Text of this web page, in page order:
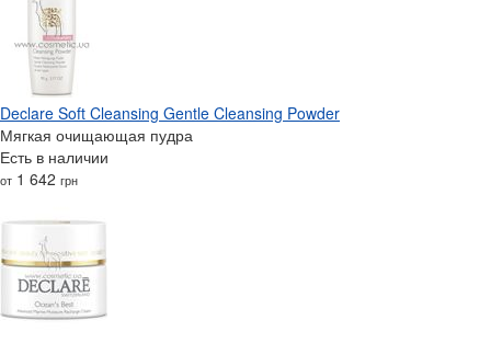
Declare Soft Cleansing Gentle Cleansing Powder
Мягкая очищающая пудра
Есть в наличии
от 1 642 грн